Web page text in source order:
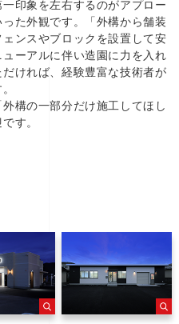
印象を左右するのがアプロー
た外観です。「外構から舗装
ンスやブロックを設置して安
ーアルに伴い造園に力を入れ
ければ、経験豊富な技術者が
構の一部分だけ施工してほし
す。